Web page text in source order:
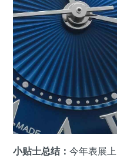
小贴士总结： 今年表展